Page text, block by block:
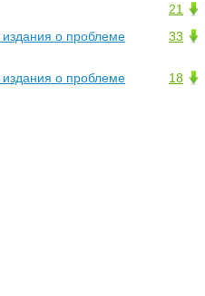
21
33
о проблеме
18
о проблеме